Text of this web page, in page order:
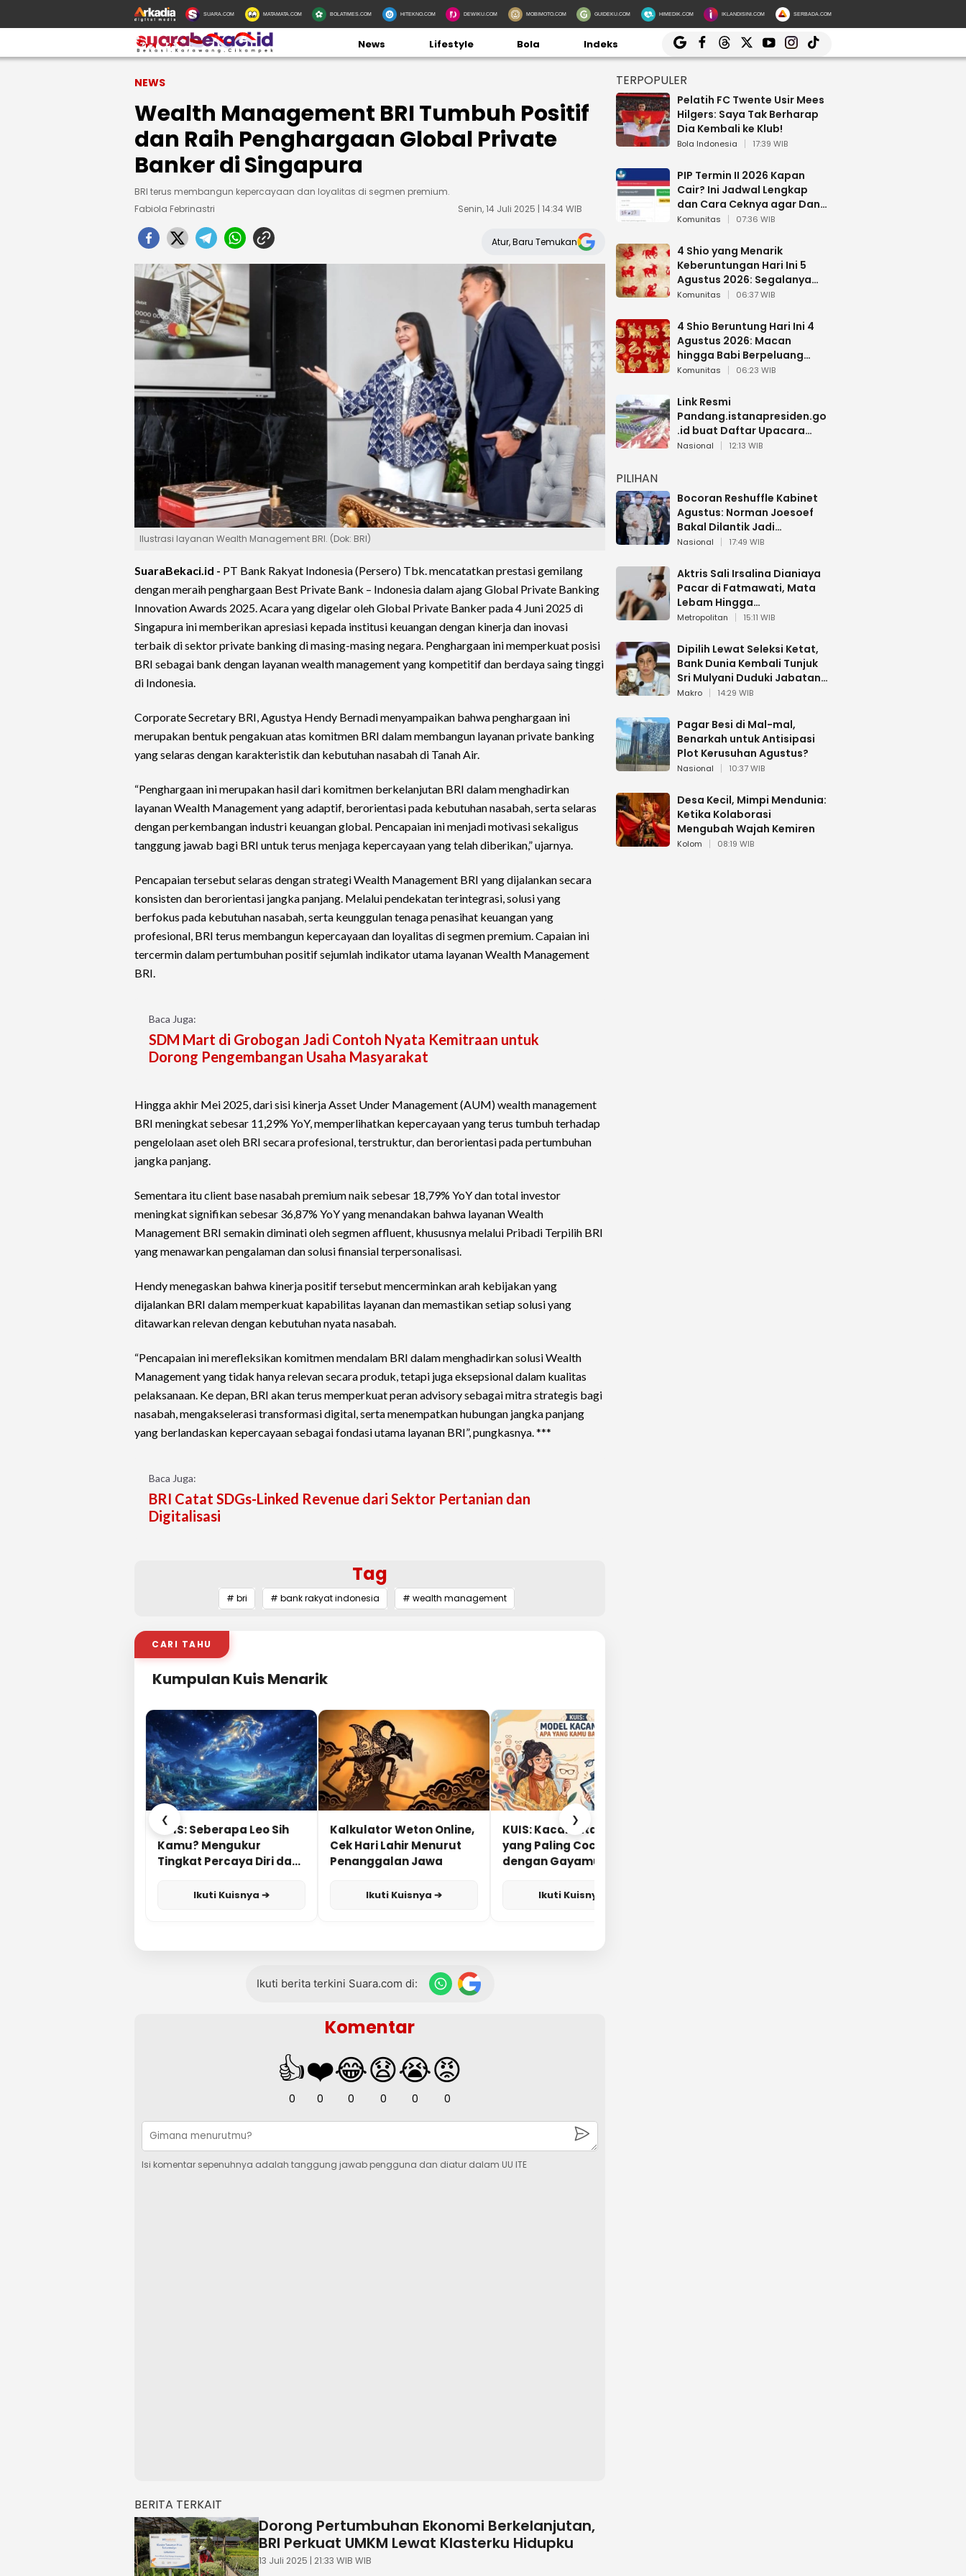
SUARA.COM MATAMATA.COM BOLATIMES.COM HITEKNO.COM DEWIKU.COM MOBIMOTO.COM GUIDEKU.COM HIMEDIK.COM IKLANDISINI.COM SERBADA.COM
News Lifestyle Bola Indeks
NEWS
Wealth Management BRI Tumbuh Positif
dan Raih Penghargaan Global Private
Banker di Singapura
BRI terus membangun kepercayaan dan loyalitas di segmen premium.
Fabiola Febrinastri
Senin, 14 Juli 2025 | 14:34 WIB
Atur, Baru Temukan
Ilustrasi layanan Wealth Management BRI. (Dok: BRI)
SuaraBekaci.id - PT Bank Rakyat Indonesia (Persero) Tbk. mencatatkan prestasi gemilang
dengan meraih penghargaan Best Private Bank – Indonesia dalam ajang Global Private Banking
Innovation Awards 2025. Acara yang digelar oleh Global Private Banker pada 4 Juni 2025 di
Singapura ini memberikan apresiasi kepada institusi keuangan dengan kinerja dan inovasi
terbaik di sektor private banking di masing-masing negara. Penghargaan ini memperkuat posisi
BRI sebagai bank dengan layanan wealth management yang kompetitif dan berdaya saing tinggi
di Indonesia.
Corporate Secretary BRI, Agustya Hendy Bernadi menyampaikan bahwa penghargaan ini
merupakan bentuk pengakuan atas komitmen BRI dalam membangun layanan private banking
yang selaras dengan karakteristik dan kebutuhan nasabah di Tanah Air.
“Penghargaan ini merupakan hasil dari komitmen berkelanjutan BRI dalam menghadirkan
layanan Wealth Management yang adaptif, berorientasi pada kebutuhan nasabah, serta selaras
dengan perkembangan industri keuangan global. Pencapaian ini menjadi motivasi sekaligus
tanggung jawab bagi BRI untuk terus menjaga kepercayaan yang telah diberikan,” ujarnya.
Pencapaian tersebut selaras dengan strategi Wealth Management BRI yang dijalankan secara
konsisten dan berorientasi jangka panjang. Melalui pendekatan terintegrasi, solusi yang
berfokus pada kebutuhan nasabah, serta keunggulan tenaga penasihat keuangan yang
profesional, BRI terus membangun kepercayaan dan loyalitas di segmen premium. Capaian ini
tercermin dalam pertumbuhan positif sejumlah indikator utama layanan Wealth Management
BRI.
Baca Juga:
SDM Mart di Grobogan Jadi Contoh Nyata Kemitraan untuk
Dorong Pengembangan Usaha Masyarakat
Hingga akhir Mei 2025, dari sisi kinerja Asset Under Management (AUM) wealth management
BRI meningkat sebesar 11,29% YoY, memperlihatkan kepercayaan yang terus tumbuh terhadap
pengelolaan aset oleh BRI secara profesional, terstruktur, dan berorientasi pada pertumbuhan
jangka panjang.
Sementara itu client base nasabah premium naik sebesar 18,79% YoY dan total investor
meningkat signifikan sebesar 36,87% YoY yang menandakan bahwa layanan Wealth
Management BRI semakin diminati oleh segmen affluent, khususnya melalui Pribadi Terpilih BRI
yang menawarkan pengalaman dan solusi finansial terpersonalisasi.
Hendy menegaskan bahwa kinerja positif tersebut mencerminkan arah kebijakan yang
dijalankan BRI dalam memperkuat kapabilitas layanan dan memastikan setiap solusi yang
ditawarkan relevan dengan kebutuhan nyata nasabah.
“Pencapaian ini merefleksikan komitmen mendalam BRI dalam menghadirkan solusi Wealth
Management yang tidak hanya relevan secara produk, tetapi juga eksepsional dalam kualitas
pelaksanaan. Ke depan, BRI akan terus memperkuat peran advisory sebagai mitra strategis bagi
nasabah, mengakselerasi transformasi digital, serta menempatkan hubungan jangka panjang
yang berlandaskan kepercayaan sebagai fondasi utama layanan BRI”, pungkasnya. ***
Baca Juga:
BRI Catat SDGs-Linked Revenue dari Sektor Pertanian dan
Digitalisasi
Tag
# bri # bank rakyat indonesia # wealth management
CARI TAHU
Kumpulan Kuis Menarik
❮
KUIS: Seberapa Leo Sih
Kamu? Mengukur
Tingkat Percaya Diri dan
Ikuti Kuisnya ➔
Kalkulator Weton Online,
Cek Hari Lahir Menurut
Penanggalan Jawa
Ikuti Kuisnya ➔
KUIS: Kacamata Apa
yang Paling Cocok
dengan Gayamu?
Ikuti Kuisnya ➔
❯
Ikuti berita terkini Suara.com di:
Komentar
👍
0
❤️
0
😂
0
😧
0
😭
0
😡
0
Isi komentar sepenuhnya adalah tanggung jawab pengguna dan diatur dalam UU ITE
BERITA TERKAIT
Dorong Pertumbuhan Ekonomi Berkelanjutan,
BRI Perkuat UMKM Lewat Klasterku Hidupku
13 Juli 2025 | 21:33 WIB WIB
TERPOPULER
Pelatih FC Twente Usir Mees
Hilgers: Saya Tak Berharap
Dia Kembali ke Klub!
Bola Indonesia 17:39 WIB
PIP Termin II 2026 Kapan
Cair? Ini Jadwal Lengkap
dan Cara Ceknya agar Dana
Tidak Hangus!
Komunitas 07:36 WIB
4 Shio yang Menarik
Keberuntungan Hari Ini 5
Agustus 2026: Segalanya
Berjalan Lancar
Komunitas 06:37 WIB
4 Shio Beruntung Hari Ini 4
Agustus 2026: Macan
hingga Babi Berpeluang
Dapat Kabar Baik
Komunitas 06:23 WIB
Link Resmi
Pandang.istanapresiden.go
.id buat Daftar Upacara
Bendera HUT RI di Istana
Nasional 12:13 WIB
PILIHAN
Bocoran Reshuffle Kabinet
Agustus: Norman Joesoef
Bakal Dilantik Jadi
Wamenhan RI
Nasional 17:49 WIB
Aktris Sali Irsalina Dianiaya
Pacar di Fatmawati, Mata
Lebam Hingga
Diselamatkan Polantas
Metropolitan 15:11 WIB
Dipilih Lewat Seleksi Ketat,
Bank Dunia Kembali Tunjuk
Sri Mulyani Duduki Jabatan
Strategis
Makro 14:29 WIB
Pagar Besi di Mal-mal,
Benarkah untuk Antisipasi
Plot Kerusuhan Agustus?
Nasional 10:37 WIB
Desa Kecil, Mimpi Mendunia:
Ketika Kolaborasi
Mengubah Wajah Kemiren
Kolom 08:19 WIB